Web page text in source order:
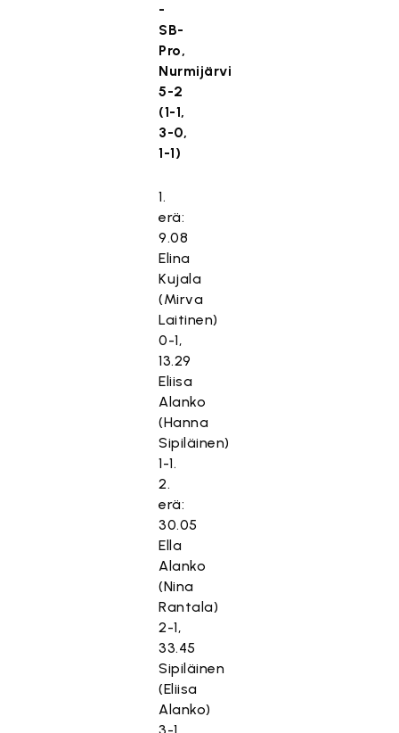
-
SB-
Pro,
Nurmijärvi
5-2
(1-1,
3-0,
1-1)
1.
erä:
9.08
Elina
Kujala
(Mirva
Laitinen)
0-1,
13.29
Eliisa
Alanko
(Hanna
Sipiläinen)
1-1.
2.
erä:
30.05
Ella
Alanko
(Nina
Rantala)
2-1,
33.45
Sipiläinen
(Eliisa
Alanko)